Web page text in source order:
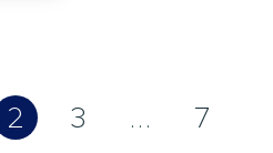
2 3 … 7